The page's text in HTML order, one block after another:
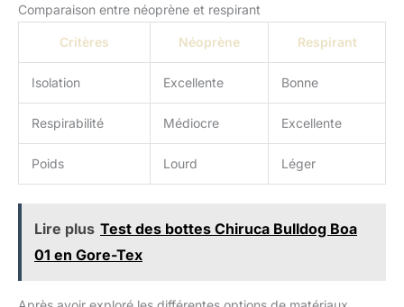
Mobilité La construction sans couture sur la cuisse interne évite
les frottements pendant les mouvements intensifs, idéal pour la
marche en eau haute. Les protections contre les graviers
intégrées en tissu auto-rétractable, munies d'un joint élastique,
empêchent l'entrée de débris tout en maintenant la flexibilité
Technologie Neoprène Anatomique Les pieds de collant en
néoprène de 4,2 mm assurent une adhérence optimale dans
l'eau froide et une isolation thermique grâce à leur structure
anatomique. Ce matériau permet de maintenir la chaleur
corporelle tout en réduisant la sensation de glissement sur les
surfaces humides Teste d'Imperméabilité Garanti Chaque paire
de waders Bassdash subit un test complet de résistance à
l'eau, garantissant 100% d'imperméabilité et des performances
optimales. Le paquet de rangement en maille inclus avec un kit
Comparaison entre néoprène et respirant
Critères Néoprène Respirant
Isolation Excellente Bonne
Respirabilité Médiocre Excellente
Poids Lourd Léger
Lire plus Test des bottes Chiruca Bulldog Boa
01 en Gore-Tex